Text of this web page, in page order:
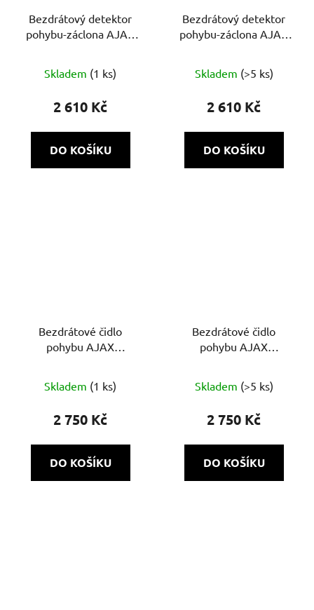
Bezdrátový detektor
pohybu-záclona AJAX
hodnocení
produktu
z
Skladem (1 ks)
2 610 Kč
DO KOŠÍKU
Bezdrátový detektor
pohybu-záclona AJAX
Skladem (>5 ks)
2 610 Kč
DO KOŠÍKU
Bezdrátové čidlo
pohybu AJAX
Skladem (1 ks)
2 750 Kč
DO KOŠÍKU
Bezdrátové čidlo
pohybu AJAX
hodnocení
produktu
5,0
z
Skladem (>5 ks)
2 750 Kč
DO KOŠÍKU